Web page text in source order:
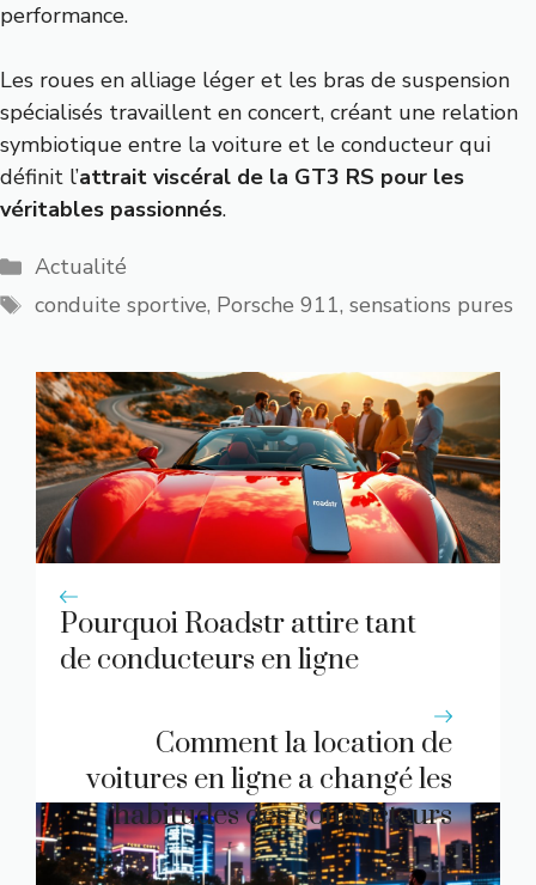
performance.
Les roues en alliage léger et les bras de suspension
spécialisés travaillent en concert, créant une relation
symbiotique entre la voiture et le conducteur qui
définit l’attrait viscéral de la GT3 RS pour les
véritables passionnés.
Catégories
Actualité
Étiquettes
conduite sportive, Porsche 911, sensations pures
Pourquoi Roadstr attire tant
de conducteurs en ligne
Comment la location de
voitures en ligne a changé les
habitudes des conducteurs